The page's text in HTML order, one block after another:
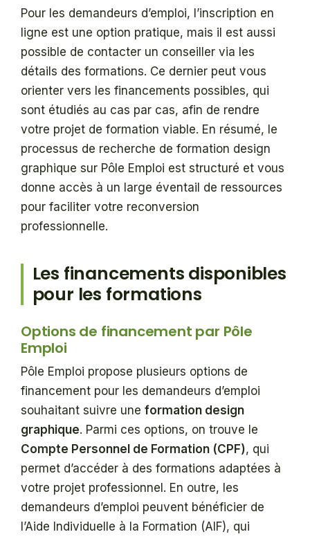
Pour les demandeurs d’emploi, l’inscription en
ligne est une option pratique, mais il est aussi
possible de contacter un conseiller via les
détails des formations. Ce dernier peut vous
orienter vers les financements possibles, qui
sont étudiés au cas par cas, afin de rendre
votre projet de formation viable. En résumé, le
processus de recherche de formation design
graphique sur Pôle Emploi est structuré et vous
donne accès à un large éventail de ressources
pour faciliter votre reconversion
professionnelle.
Les financements disponibles
pour les formations
Options de financement par Pôle
Emploi
Pôle Emploi propose plusieurs options de
financement pour les demandeurs d’emploi
souhaitant suivre une formation design
graphique. Parmi ces options, on trouve le
Compte Personnel de Formation (CPF), qui
permet d’accéder à des formations adaptées à
votre projet professionnel. En outre, les
demandeurs d’emploi peuvent bénéficier de
l’Aide Individuelle à la Formation (AIF), qui